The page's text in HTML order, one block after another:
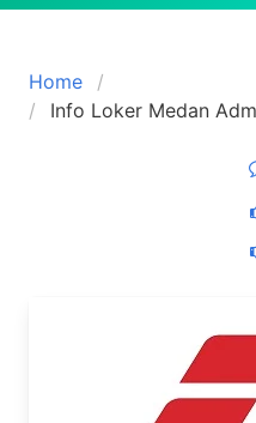
Home
Info Loker Medan